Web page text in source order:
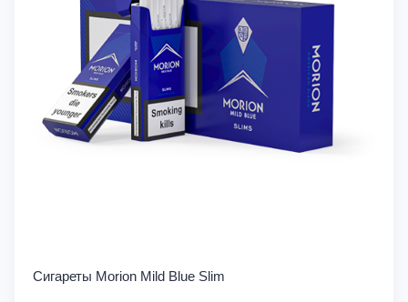
Сигареты Morion Mild Blue Slim